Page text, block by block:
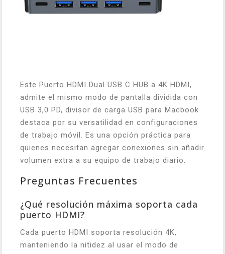
Este Puerto HDMI Dual USB C HUB a 4K HDMI,
admite el mismo modo de pantalla dividida con
USB 3,0 PD, divisor de carga USB para Macbook
destaca por su versatilidad en configuraciones
de trabajo móvil. Es una opción práctica para
quienes necesitan agregar conexiones sin añadir
volumen extra a su equipo de trabajo diario.
Preguntas Frecuentes
¿Qué resolución máxima soporta cada
puerto HDMI?
Cada puerto HDMI soporta resolución 4K,
manteniendo la nitidez al usar el modo de